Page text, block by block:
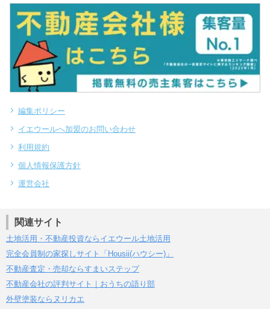
編集ポリシー
イエウールへ加盟のお問い合わせ
利用規約
個人情報保護方針
運営会社
関連サイト
土地活用・不動産投資ならイエウール土地活用
完全会員制の家探しサイト「Housii(ハウシー)」
不動産査定・売却ならすまいステップ
不動産会社の評判サイト｜おうちの語り部
外壁塗装ならヌリカエ